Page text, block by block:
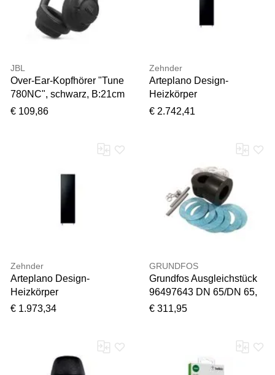
JBL
Over-Ear-Kopfhörer "Tune
780NC", schwarz, B:21cm
H:6cm T:22,5cm,
Noise-Cancelling, Over-
€ 109,86
Zehnder
Arteplano Design-
Heizkörper
ZAO03110A149000
€ 2.742,41
Zehnder
Arteplano Design-
Heizkörper
ZAP03104B349000
€ 1.973,34
GRUNDFOS
Grundfos Ausgleichstück
96497643 DN 65/DN 65,
135 mm, Zubehör für
€ 311,95